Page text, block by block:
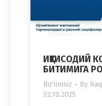
ИҚТИСОДИЙ
БИТИМИГА
Bo'limsiz By
02.10.2025